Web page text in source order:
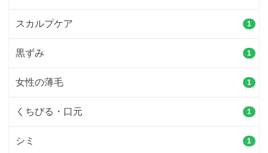
スカルプケア 1
黒ずみ 1
女性の薄毛 1
くちびる・口元 1
シミ 1